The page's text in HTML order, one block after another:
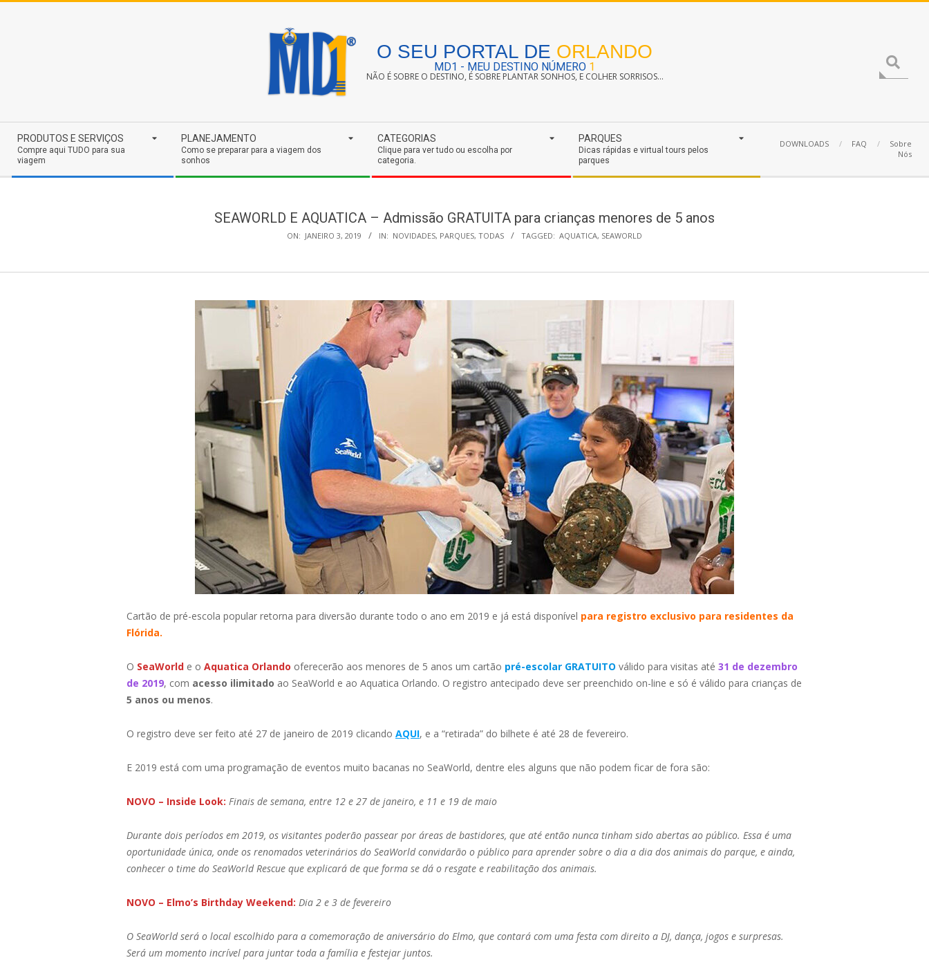
O SEU PORTAL DE ORLANDO
MD1 - MEU DESTINO NÚMERO 1
NÃO É SOBRE O DESTINO, É SOBRE PLANTAR SONHOS, E COLHER SORRISOS...
Navigation
Menu
PRODUTOS E SERVIÇOS
Compre aqui TUDO para sua
viagem
PLANEJAMENTO
Como se preparar para a viagem dos
sonhos
CATEGORIAS
Clique para ver tudo ou escolha por
categoria.
PARQUES
Dicas rápidas e virtual tours pelos
parques
DOWNLOADS FAQ
Sobre
Nós
SEAWORLD E AQUATICA – Admissão GRATUITA para crianças menores de 5 anos
ON: JANEIRO 3, 2019 IN: NOVIDADES, PARQUES, TODAS TAGGED: AQUATICA, SEAWORLD
Cartão de pré-escola popular retorna para diversão durante todo o ano em 2019 e já está disponível para registro exclusivo para residentes da
Flórida.
O SeaWorld e o Aquatica Orlando oferecerão aos menores de 5 anos um cartão pré-escolar GRATUITO válido para visitas até 31 de dezembro
de 2019, com acesso ilimitado ao SeaWorld e ao Aquatica Orlando. O registro antecipado deve ser preenchido on-line e só é válido para crianças de
5 anos ou menos.
O registro deve ser feito até 27 de janeiro de 2019 clicando AQUI, e a “retirada” do bilhete é até 28 de fevereiro.
E 2019 está com uma programação de eventos muito bacanas no SeaWorld, dentre eles alguns que não podem ficar de fora são:
NOVO – Inside Look: Finais de semana, entre 12 e 27 de janeiro, e 11 e 19 de maio
Durante dois períodos em 2019, os visitantes poderão passear por áreas de bastidores, que até então nunca tinham sido abertas ao público. Essa é uma
oportunidade única, onde os renomados veterinários do SeaWorld convidarão o público para aprender sobre o dia a dia dos animais do parque, e ainda,
conhecer o time do SeaWorld Rescue que explicará de que forma se dá o resgate e reabilitação dos animais.
NOVO – Elmo’s Birthday Weekend: Dia 2 e 3 de fevereiro
O SeaWorld será o local escolhido para a comemoração de aniversário do Elmo, que contará com uma festa com direito a DJ, dança, jogos e surpresas.
Será um momento incrível para juntar toda a família e festejar juntos.